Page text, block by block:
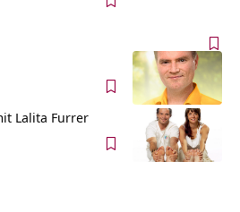
Lalita Furrer